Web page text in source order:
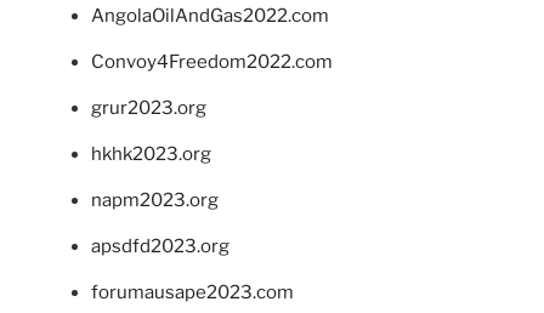
AngolaOilAndGas2022.com
Convoy4Freedom2022.com
grur2023.org
hkhk2023.org
napm2023.org
apsdfd2023.org
forumausape2023.com